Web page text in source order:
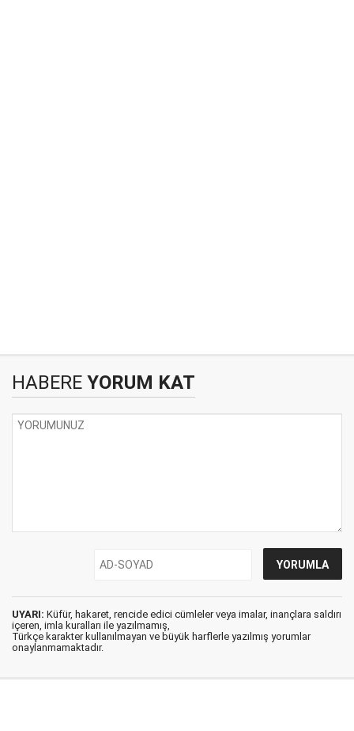
HABERE YORUM KAT
UYARI: Küfür, hakaret, rencide edici cümleler veya imalar, inançlara saldırı
içeren, imla kuralları ile yazılmamış,
Türkçe karakter kullanılmayan ve büyük harflerle yazılmış yorumlar
onaylanmamaktadır.